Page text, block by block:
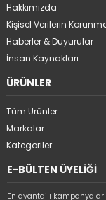
Hakkımızda
Kişisel Verilerin
Haberler & Duyurular
İnsan Kaynakları
ÜRÜNLER
Tüm Ürünler
Markalar
Kategoriler
E-BÜLTEN ÜYELİĞİ
En avantajlı